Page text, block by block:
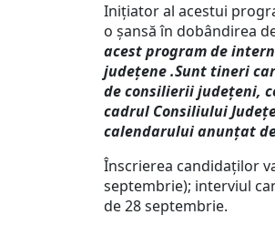
Inițiator al acestui
o șansă în dobândirea
acest program de
județene .Sunt tineri
de consilierii județeni,
cadrul Consiliului
calendarului anunțat
Înscrierea candidaților
septembrie); interviul
de 28 septembrie.